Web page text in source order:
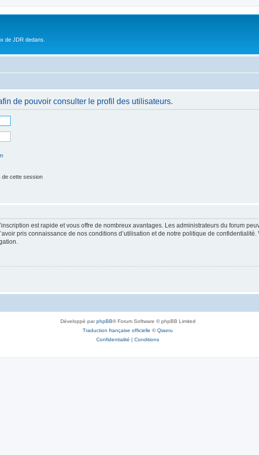
de JDR dedans.
de pouvoir consulter le profil des utilisateurs.
de cette session
est rapide et vous offre de nombreux avantages. Les administrateurs du forum
pris connaissance de nos conditions d’utilisation et de notre politique de
Développé parphpBB® Forum Software © phpBB Limited
Traduction française officielle ©Qiaeru
Confidentialité | Conditions